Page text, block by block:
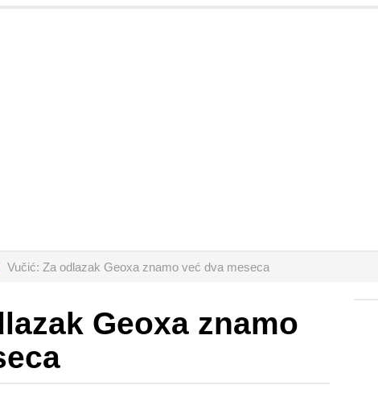
Vučić: Za odlazak Geoxa znamo već dva meseca
Geoxa znamo